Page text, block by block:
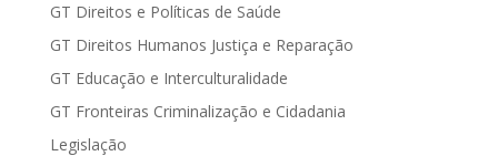
GT Direitos e Políticas de Saúde
GT Direitos Humanos Justiça e Reparação
GT Educação e Interculturalidade
GT Fronteiras Criminalização e Cidadania
Legislação